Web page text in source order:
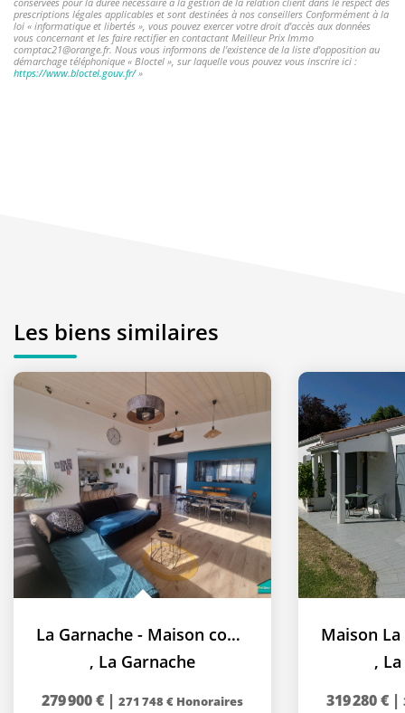
prescriptions légales applicables et sont destinées à nos conseillers Conformément à la
loi « informatique et libertés », vous pouvez exercer votre droit d'accès aux données
vous concernant et les faire rectifier en contactant Meilleur Prix Immo
comptac21@orange.fr. Nous vous informons de l'existence de la liste d'opposition au
démarchage téléphonique « Bloctel », sur laquelle vous pouvez vous inscrire ici :
https://www.bloctel.gouv.fr/»
Les biens similaires
La Garnache - Maison coup de coeur - 4 chambres + bureau
, La Garnache
279 900 € | 271 748 € Honoraires
,
319 280 € |